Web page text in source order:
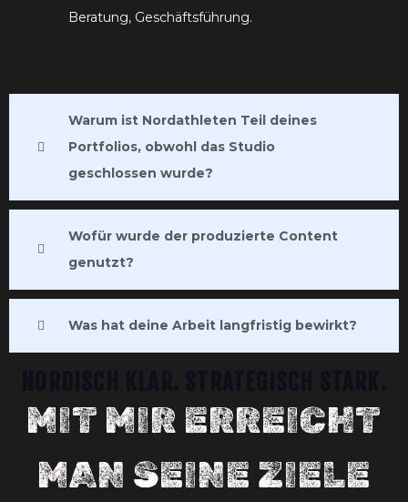
Beratung, Geschäftsführung.
Warum ist Nordathleten Teil deines
Portfolios, obwohl das Studio
geschlossen wurde?
Wofür wurde der produzierte Content
genutzt?
Was hat deine Arbeit langfristig bewirkt?
MIT MIR ERREICHT
MAN SEINE ZIELE